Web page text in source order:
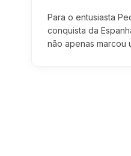
Para o entusiasta
conquista da
não apenas marcou